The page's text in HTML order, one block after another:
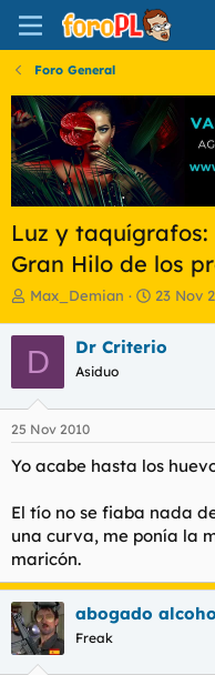
Foro General
Luz y
Gran Hilo de los
I
i
c
i
a
d
o
d
l
t
e
a
Max_Demian
F
h
e
i
i
o
23 Nov
D Dr Criterio
Asiduo
25 Nov 2010
Yo acabe hasta los
El tío no se fiaba nada
una curva, me ponía la
maricón.
abogado
Freak